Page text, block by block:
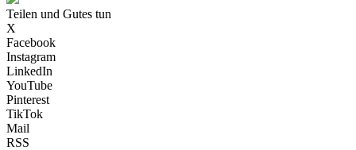
Teilen und Gutes tun
X
Facebook
Instagram
LinkedIn
YouTube
Pinterest
TikTok
Mail
RSS